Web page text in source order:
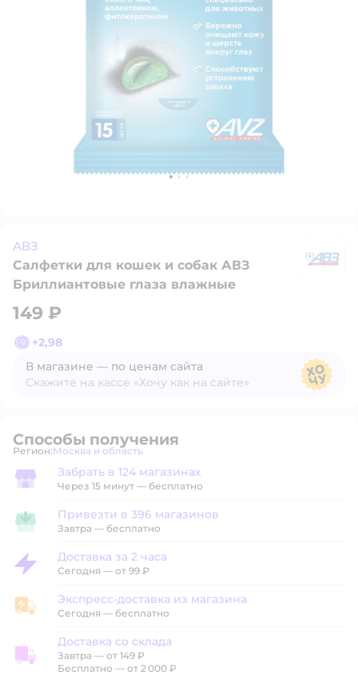
АВЗ
Салфетки для кошек и собак АВЗ
Бриллиантовые глаза влажные
149 ₽
+2,98
В магазине — по ценам сайта
Скажите на кассе «Хочу как на сайте»
Способы получения
Регион: Выбор адреса доставки.
Москва и область
Забрать в магазине
Забрать в 124 магазинах
Через 15 минут — бесплатно
Привезти в магазин
Привезти в 396 магазинов
Завтра — бесплатно
Доставка за 2 часа
Доставка за 2 часа
Сегодня — от 99 ₽
Экспресс-доставка из магазина
Экспресс-доставка из магазина
Сегодня — бесплатно
Доставка со склада
Доставка со склада
Завтра — от 149 ₽
Бесплатно — от 2 000 ₽